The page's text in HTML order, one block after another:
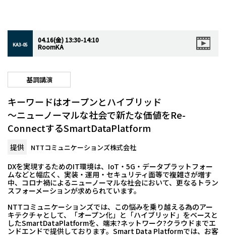
KA3-05
04.16(金) 13:30-14:10
RoomKA
基調講演
キーワードはオープンとハイブリッド
〜ニューノーマルな社会で新たな価値をRe-
ConnectするSmartDataPlatform
提供 NTTコミュニケーションズ株式会社
DXを実現するためのIT環境は、IoT・5G・データプラットフォー
ムなどと幅広く、実装・運用・セキュリティ面等で複雑さが増す
中、コロナ禍によるニューノーマルな社会において、更なるトラン
スフォーメーションが求められています。
NTTコミュニケーションズでは、この悩みを乗り越える為のアー
キテクチャとして、「オープン化」と「ハイブリッド」をベースと
したSmartDataPlatformを、端末?ネットワーク?クラウドまでエ
ンドエンドで提供しております。Smart Data Platformでは、お客